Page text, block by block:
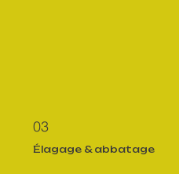
03
Élagage & abbatage